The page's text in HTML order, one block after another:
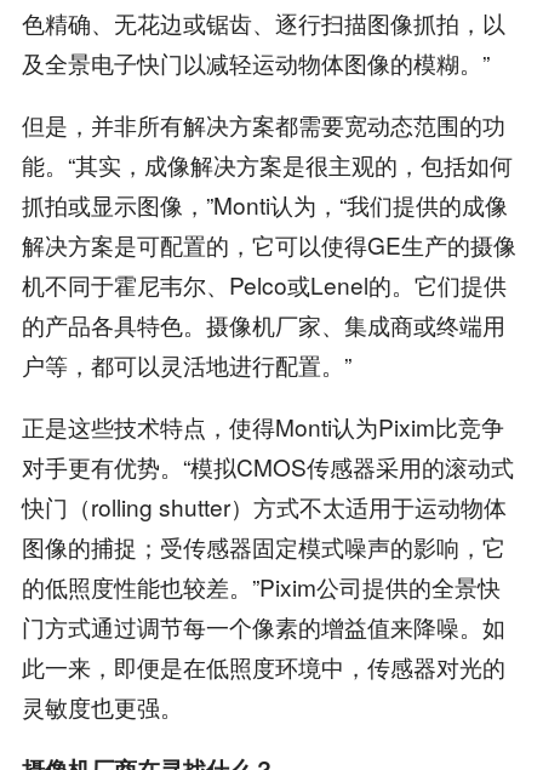
色精确、无花边或锯齿、逐行扫描图像抓拍，以
及全景电子快门以减轻运动物体图像的模糊。”
但是，并非所有解决方案都需要宽动态范围的功
能。“其实，成像解决方案是很主观的，包括如何
抓拍或显示图像，”Monti认为，“我们提供的成像
解决方案是可配置的，它可以使得GE生产的摄像
机不同于霍尼韦尔、Pelco或Lenel的。它们提供
的产品各具特色。摄像机厂家、集成商或终端用
户等，都可以灵活地进行配置。”
正是这些技术特点，使得Monti认为Pixim比竞争
对手更有优势。“模拟CMOS传感器采用的滚动式
快门（rolling shutter）方式不太适用于运动物体
图像的捕捉；受传感器固定模式噪声的影响，它
的低照度性能也较差。”Pixim公司提供的全景快
门方式通过调节每一个像素的增益值来降噪。如
此一来，即便是在低照度环境中，传感器对光的
灵敏度也更强。